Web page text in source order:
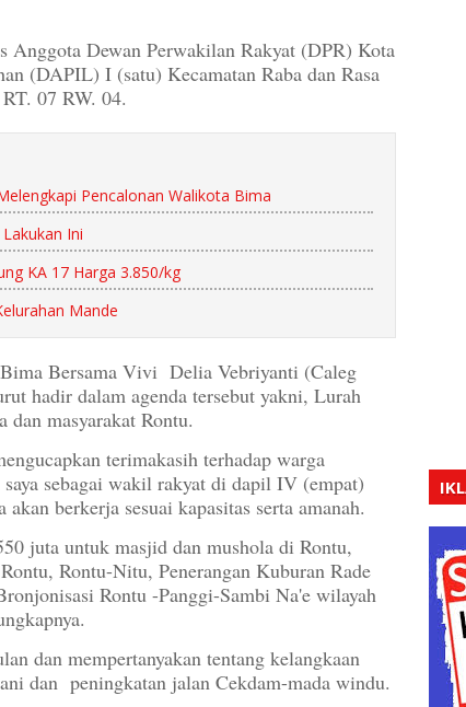
Dewan Perwakilan Rakyat (DPR) Kota
(DAPIL) I (satu) Kecamatan Raba dan Rasa
07 RW. 04.
Pencalonan Walikota Bima
Ini
KA 17 Harga 3.850/kg
Mande
Bersama Vivi Delia Vebriyanti (Caleg
hadir dalam agenda tersebut yakni, Lurah
dan masyarakat Rontu.
terimakasih terhadap warga
sebagai wakil rakyat di dapil IV (empat)
berkerja sesuai kapasitas serta amanah.
juta untuk masjid dan mushola di Rontu,
Rontu-Nitu, Penerangan Kuburan Rade
Rontu -Panggi-Sambi Na'e wilayah
dan mempertanyakan tentang kelangkaan
dan peningkatan jalan Cekdam-mada windu.